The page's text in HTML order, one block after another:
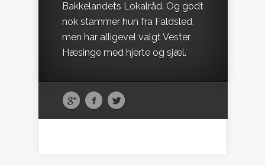
Bakkelandets Lokalråd. Og godt
nok stammer hun fra Faldsled,
men har alligevel valgt Vester
Hæsinge med hjerte og sjæl.